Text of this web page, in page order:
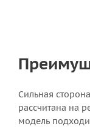
Сильная
рассчитана на
модель